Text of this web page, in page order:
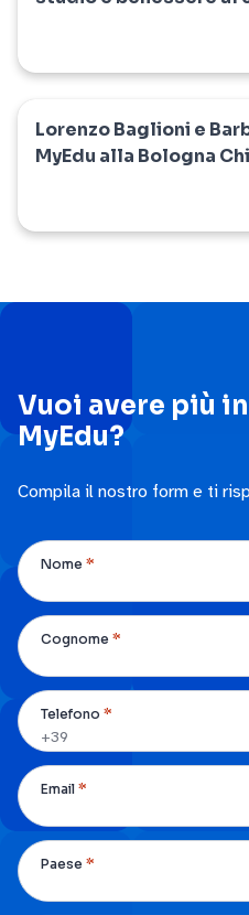
myedu
Lorenzo Baglioni e
MyEdu alla Bologna
Vuoi avere più
MyEdu?
Compila il nostro form e ti
Nome *
Cognome *
Telefono *
Email *
Paese *